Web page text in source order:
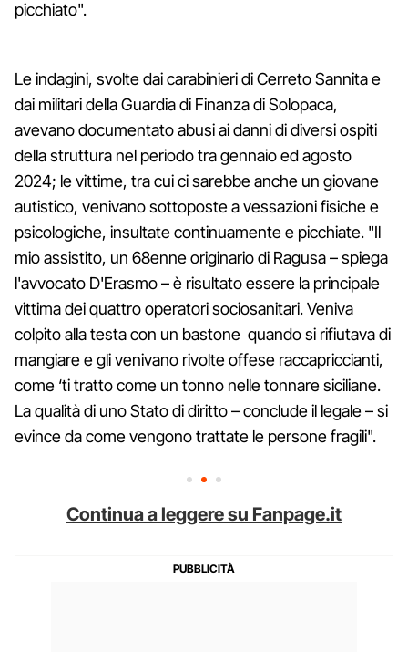
picchiato".
Le indagini, svolte dai carabinieri di Cerreto Sannita e
dai militari della Guardia di Finanza di Solopaca,
avevano documentato abusi ai danni di diversi ospiti
della struttura nel periodo tra gennaio ed agosto
2024; le vittime, tra cui ci sarebbe anche un giovane
autistico, venivano sottoposte a vessazioni fisiche e
psicologiche, insultate continuamente e picchiate. "Il
mio assistito, un 68enne originario di Ragusa – spiega
l'avvocato D'Erasmo – è risultato essere la principale
vittima dei quattro operatori sociosanitari. Veniva
colpito alla testa con un bastone quando si rifiutava di
mangiare e gli venivano rivolte offese raccapriccianti,
come ‘ti tratto come un tonno nelle tonnare siciliane.
La qualità di uno Stato di diritto – conclude il legale – si
evince da come vengono trattate le persone fragili".
Continua a leggere su Fanpage.it